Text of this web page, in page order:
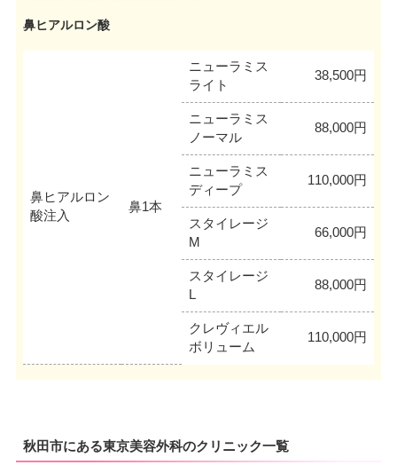
鼻ヒアルロン酸
鼻ヒアルロン
酸注入
鼻1本
ニューラミス
ライト
38,500円
ニューラミス
ノーマル
88,000円
ニューラミス
ディープ
110,000円
スタイレージ
M
66,000円
スタイレージ
L
88,000円
クレヴィエル
ボリューム
110,000円
秋田市にある東京美容外科のクリニック一覧